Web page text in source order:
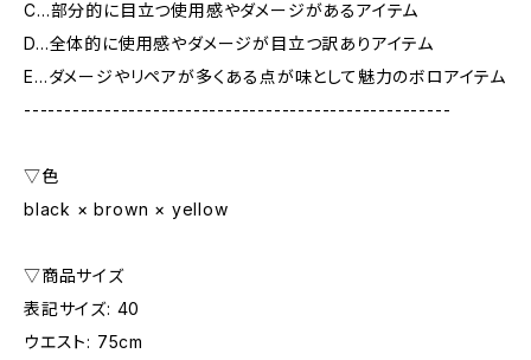
C…部分的に目立つ使用感やダメージがあるアイテム
D…全体的に使用感やダメージが目立つ訳ありアイテム
E…ダメージやリペアが多くある点が味として魅力のボロアイテム
-----------------------------------------------------
▽色
black × brown × yellow
▽商品サイズ
表記サイズ: 40
ウエスト: 75cm